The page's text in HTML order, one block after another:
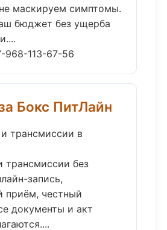
маскируем симптомы.
бюджет без ущерба
968-113-67-56
Бокс ПитЛайн
трансмиссии в
трансмиссии без
запись,
приём, честный
документы и акт